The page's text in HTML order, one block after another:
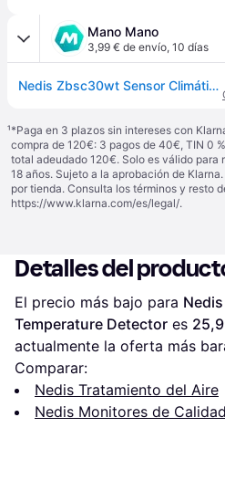
Mano Mano
3,99 € de envío, 10 días
Nedis Zbsc30wt Sensor Climático Inteligente Blanco
¹*Paga en 3 plazos sin intereses con
compra de 120€: 3 pagos de 40€, TIN 0
total adeudado 120€. Solo es válido para
18 años. Sujeto a la aprobación de
por tienda. Consulta los términos y resto
https://www.klarna.com/es/legal/.
Detalles del
El precio más bajo para
Temperature Detector es
actualmente la oferta más
Comparar:
Nedis Tratamiento del Aire
Nedis Monitores de